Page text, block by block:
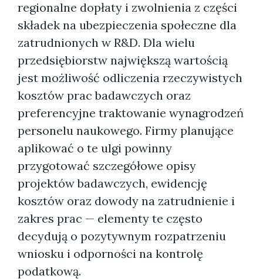
regionalne dopłaty i zwolnienia z części
składek na ubezpieczenia społeczne dla
zatrudnionych w R&D. Dla wielu
przedsiębiorstw największą wartością
jest możliwość odliczenia rzeczywistych
kosztów prac badawczych oraz
preferencyjne traktowanie wynagrodzeń
personelu naukowego. Firmy planujące
aplikować o te ulgi powinny
przygotować szczegółowe opisy
projektów badawczych, ewidencję
kosztów oraz dowody na zatrudnienie i
zakres prac — elementy te często
decydują o pozytywnym rozpatrzeniu
wniosku i odporności na kontrolę
podatkową.